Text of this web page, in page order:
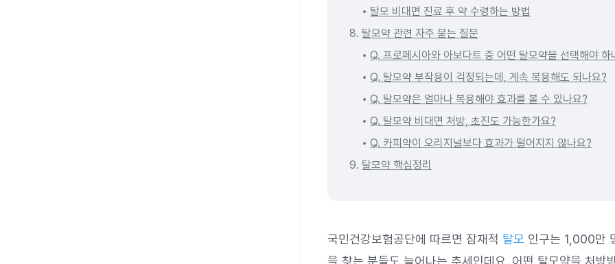
탈모 비대면 진료 후 약 수령하는 방법
8. 탈모약 관련 자주 묻는 질문
Q. 프로페시아와 아보다트 중 어떤 탈모약을 선택해야 하
Q. 탈모약 부작용이 걱정되는데, 계속 복용해도 되나요?
Q. 탈모약은 얼마나 복용해야 효과를 볼 수 있나요?
Q. 탈모약 비대면 처방, 초진도 가능한가요?
Q. 카피약이 오리지널보다 효과가 떨어지지 않나요?
9. 탈모약 핵심정리
국민건강보험공단에 따르면 잠재적 탈모 인구는 1,000만
을 찾는 분들도 늘어나는 추세인데요. 어떤 탈모약을 처방